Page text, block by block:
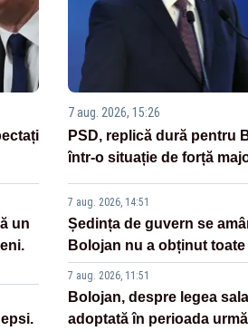
un
7 aug. 2026, 15:26
PSD, replică dură pentru
într-o situație de forță
7 aug. 2026, 14:51
Ședința de guvern se
Bolojan nu a obținut toate
7 aug. 2026, 11:51
Bolojan, despre legea
adoptată în perioada